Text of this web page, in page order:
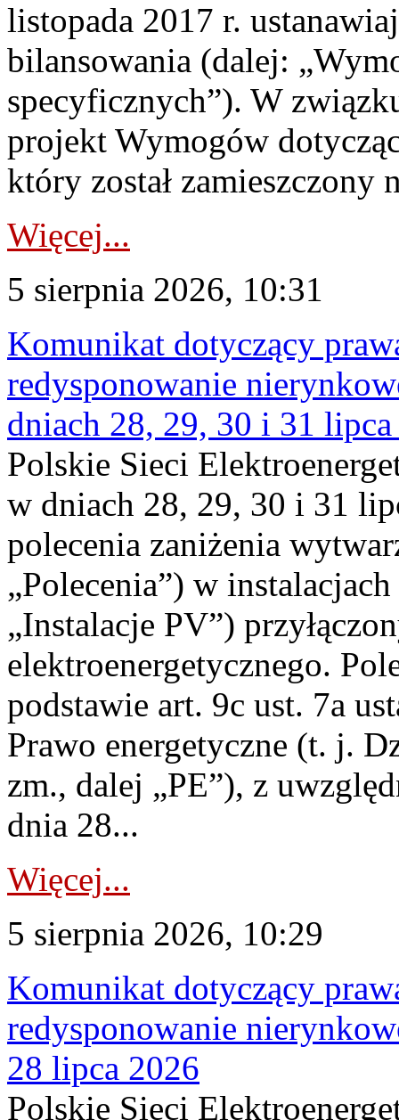
listopada 2017 r.
bilansowania (dalej:
specyficznych”). W
projekt Wymogów
który został zamieszczony
Więcej...
5 sierpnia 2026, 10:31
Komunikat dotyczący
redysponowanie
dniach 28, 29, 30 i 31
Polskie Sieci
w dniach 28, 29, 30 i 31
polecenia zaniżenia
„Polecenia”) w
„Instalacje PV”)
elektroenergetycznego.
podstawie art. 9c ust. 7a
Prawo energetyczne (t. j.
zm., dalej „PE”), z
dnia 28...
Więcej...
5 sierpnia 2026, 10:29
Komunikat dotyczący
redysponowanie
28 lipca 2026
Polskie Sieci